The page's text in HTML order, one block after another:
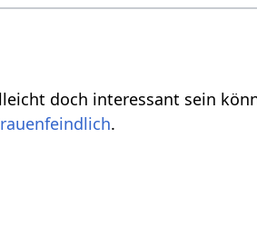
nicht direkt zu tun haben mit Befolgen‏‎, aber vielleicht doch
.